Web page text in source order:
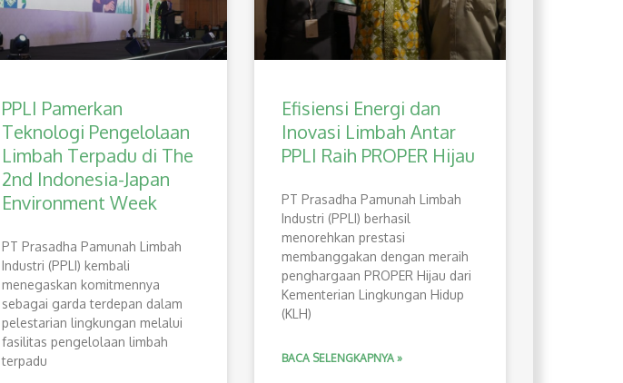
PPLI Pamerkan
Teknologi Pengelolaan
Limbah Terpadu di The
2nd Indonesia-Japan
Environment Week
PT Prasadha Pamunah Limbah
Industri (PPLI) kembali
menegaskan komitmennya
sebagai garda terdepan dalam
pelestarian lingkungan melalui
fasilitas pengelolaan limbah
terpadu
Efisiensi Energi dan
Inovasi Limbah Antar
PPLI Raih PROPER Hijau
PT Prasadha Pamunah Limbah
Industri (PPLI) berhasil
menorehkan prestasi
membanggakan dengan meraih
penghargaan PROPER Hijau dari
Kementerian Lingkungan Hidup
(KLH)
BACA SELENGKAPNYA »